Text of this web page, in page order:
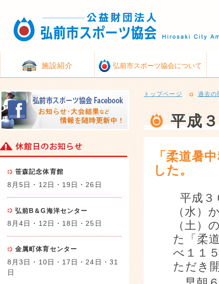
施設紹介 弘前市スポーツ協会について
トップページ 過去の
平成
「柔道暑
した。
平成３
（水）
（土）
た「柔
べ１１
ただき
笹森記念体育館
8月5日・12日・19日・26日
弘前B＆G海洋センター
8月4日・12日・18日・25日
金属町体育センター
8月3日・10日・17日・24日・31
日